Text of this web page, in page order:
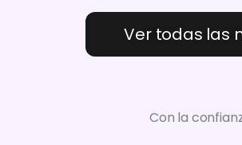
Ver todas las
Con la